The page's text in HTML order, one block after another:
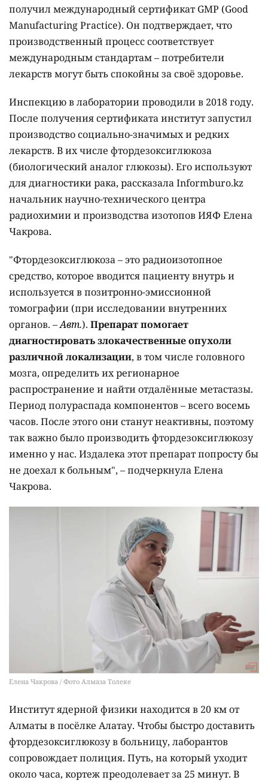
получил международный сертификат GMP (Good
Manufacturing Practice). Он подтверждает, что
производственный процесс соответствует
международным стандартам – потребители
лекарств могут быть спокойны за своё здоровье.
Инспекцию в лаборатории проводили в 2018 году.
После получения сертификата институт запустил
производство социально-значимых и редких
лекарств. В их числе фтордезоксиглюкоза
(биологический аналог глюкозы). Его используют
для диагностики рака, рассказала Informburo.kz
начальник научно-технического центра
радиохимии и производства изотопов ИЯФ Елена
Чакрова.
"Фтордезоксиглюкоза – это радиоизотопное
средство, которое вводится пациенту внутрь и
используется в позитронно-эмиссионной
томографии (при исследовании внутренних
органов. –Авт.). Препарат помогает
диагностировать злокачественные опухоли
различной локализации, в том числе головного
мозга, определить их регионарное
распространение и найти отдалённые метастазы.
Период полураспада компонентов – всего восемь
часов. После этого они станут неактивны, поэтому
так важно было производить фтордезоксиглюкозу
именно у нас. Издалека этот препарат попросту бы
не доехал к больным", – подчеркнула Елена
Чакрова.
Елена Чакрова / Фото Алмаза Толеке
Институт ядерной физики находится в 20 км от
Алматы в посёлке Алатау. Чтобы быстро доставить
фтордезоксиглюкозу в больницу, лаборантов
сопровождает полиция. Путь, на который уходит
около часа, кортеж преодолевает за 25 минут. В